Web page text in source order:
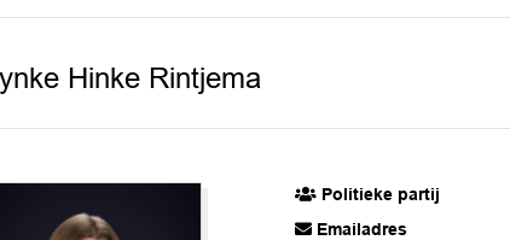
Hinke Rintjema
Politieke partij
Emailadres